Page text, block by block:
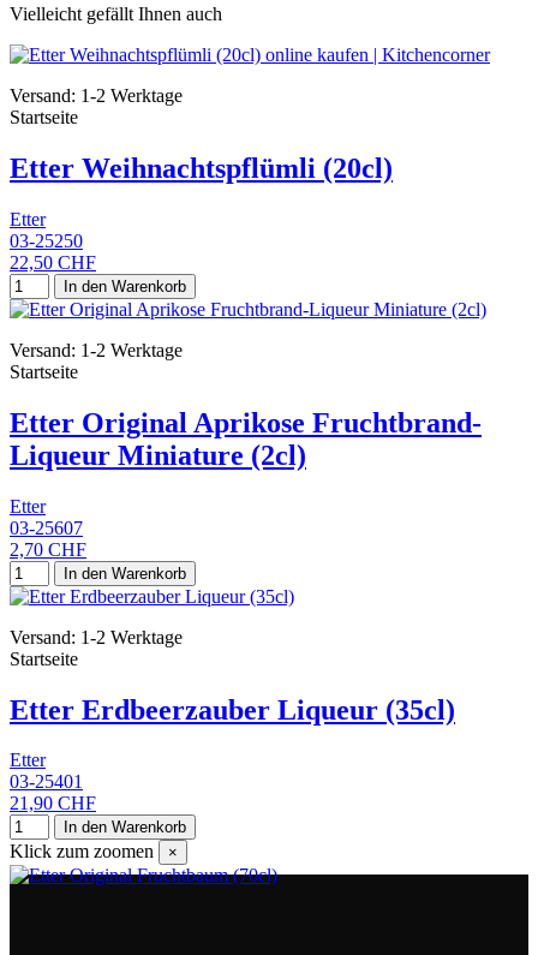
Vielleicht gefällt Ihnen auch
Versand: 1-2 Werktage
Startseite
Etter Weihnachtspflümli (20cl)
Etter
03-25250
22,50 CHF
In den Warenkorb
Versand: 1-2 Werktage
Startseite
Etter Original Aprikose Fruchtbrand-
Liqueur Miniature (2cl)
Etter
03-25607
2,70 CHF
In den Warenkorb
Versand: 1-2 Werktage
Startseite
Etter Erdbeerzauber Liqueur (35cl)
Etter
03-25401
21,90 CHF
In den Warenkorb
Klick zum zoomen ×